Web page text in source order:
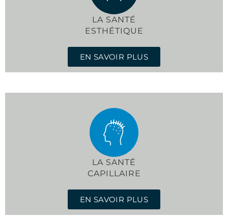
LA SANTÉ
ESTHÉTIQUE
EN SAVOIR PLUS
LA SANTÉ
CAPILLAIRE
EN SAVOIR PLUS